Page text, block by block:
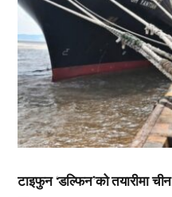
टाइफुन ‘डल्फिन’को तयारीमा